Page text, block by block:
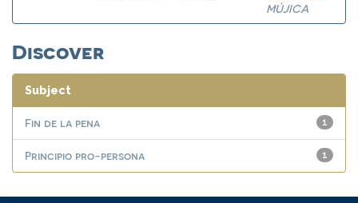
MÚJICA
Discover
Subject
1
Fin de la pena
1
Principio pro-persona